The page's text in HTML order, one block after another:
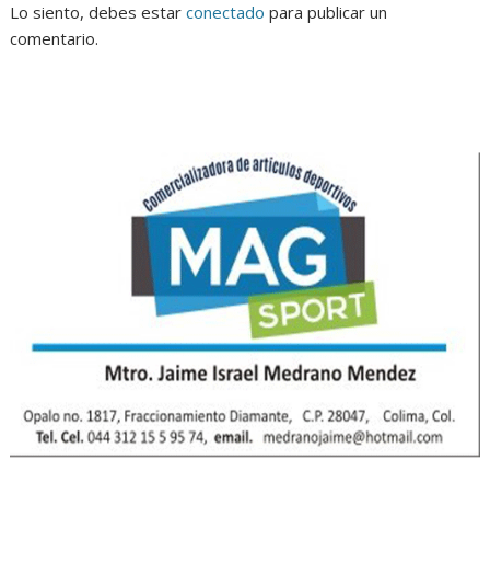
Lo siento, debes estarconectado para publicar un
comentario.